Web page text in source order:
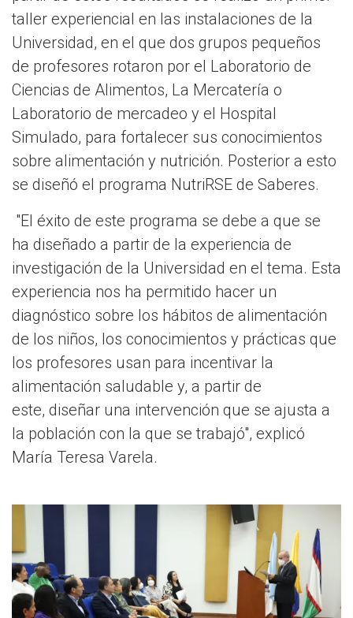
taller experiencial en las instalaciones de la
Universidad, en el que dos grupos pequeños
de profesores rotaron por el Laboratorio de
Ciencias de Alimentos, La Mercatería o
Laboratorio de mercadeo y el Hospital
Simulado, para fortalecer sus conocimientos
sobre alimentación y nutrición. Posterior a esto
se diseñó el programa NutriRSE de Saberes.
"El éxito de este programa se debe a que se
ha diseñado a partir de la experiencia de
investigación de la Universidad en el tema. Esta
experiencia nos ha permitido hacer un
diagnóstico sobre los hábitos de alimentación
de los niños, los conocimientos y prácticas que
los profesores usan para incentivar la
alimentación saludable y, a partir de
este, diseñar una intervención que se ajusta a
la población con la que se trabajó", explicó
María Teresa Varela.